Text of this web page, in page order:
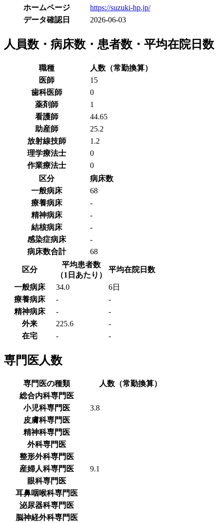
ホームページ
https://suzuki-hp.jp/
データ確認日
2026-06-03
人員数・病床数・患者数・平均在院日数
職種
人数（常勤換算）
医師
15
歯科医師
0
薬剤師
1
看護師
44.65
助産師
25.2
放射線技師
1.2
理学療法士
0
作業療法士
0
区分
病床数
一般病床
68
療養病床
-
精神病床
-
結核病床
-
感染症病床
-
病床数合計
68
区分
平均患者数
（1日あたり）
平均在院日数
一般病床 34.0
6日
療養病床
-
-
精神病床
-
-
外来
225.6
-
在宅
- -
専門医人数
専門医の種類
人数（常勤換算）
総合内科専門医
小児科専門医
3.8
皮膚科専門医
精神科専門医
外科専門医
整形外科専門医
産婦人科専門医
9.1
眼科専門医
耳鼻咽喉科専門医
泌尿器科専門医
脳神経外科専門医